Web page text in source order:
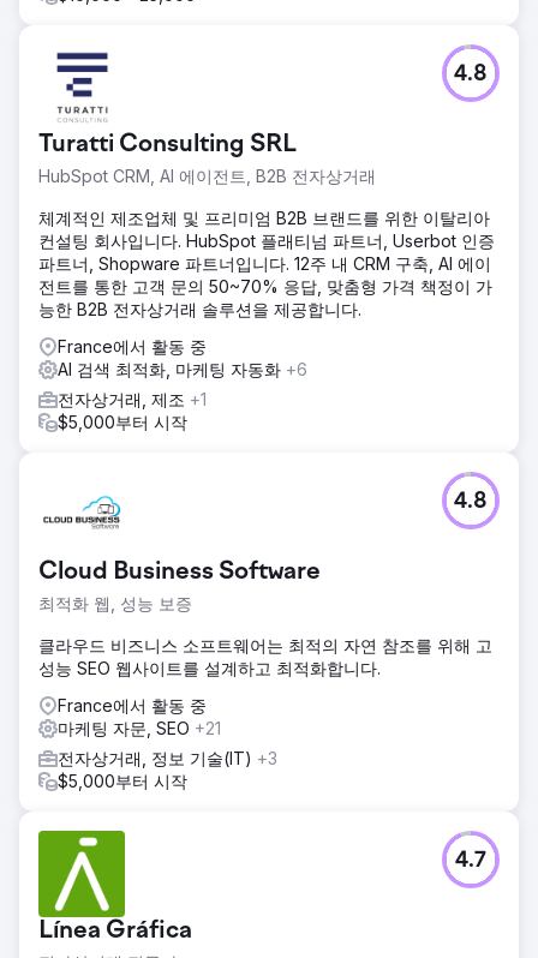
Turatti Consulting SRL
HubSpot CRM, AI 에이전트, B2B 전자상거래
4.8
체계적인 제조업체 및 프리미엄 B2B 브랜드를 위한 이탈리아
컨설팅 회사입니다. HubSpot 플래티넘 파트너, Userbot 인증
파트너, Shopware 파트너입니다. 12주 내 CRM 구축, AI 에이
전트를 통한 고객 문의 50~70% 응답, 맞춤형 가격 책정이 가
능한 B2B 전자상거래 솔루션을 제공합니다.
France에서 활동 중
AI 검색 최적화, 마케팅 자동화 +6
전자상거래, 제조 +1
$5,000부터 시작
Cloud Business Software
최적화 웹, 성능 보증
4.8
클라우드 비즈니스 소프트웨어는 최적의 자연 참조를 위해 고
성능 SEO 웹사이트를 설계하고 최적화합니다.
France에서 활동 중
마케팅 자문, SEO +21
전자상거래, 정보 기술(IT) +3
$5,000부터 시작
Línea Gráfica
4.7